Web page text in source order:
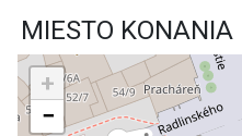
MIESTO KONANIA
+
−